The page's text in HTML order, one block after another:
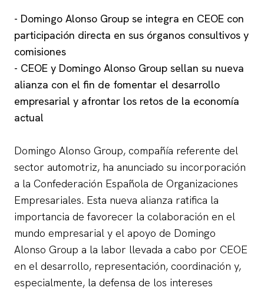
- Domingo Alonso Group se integra en CEOE con
participación directa en sus órganos consultivos y
comisiones
- CEOE y Domingo Alonso Group sellan su nueva
alianza con el fin de fomentar el desarrollo
empresarial y afrontar los retos de la economía
actual
Domingo Alonso Group, compañía referente del
sector automotriz, ha anunciado su incorporación
a la Confederación Española de Organizaciones
Empresariales. Esta nueva alianza ratifica la
importancia de favorecer la colaboración en el
mundo empresarial y el apoyo de Domingo
Alonso Group a la labor llevada a cabo por CEOE
en el desarrollo, representación, coordinación y,
especialmente, la defensa de los intereses